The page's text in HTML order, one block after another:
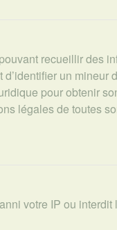
recueillir des
un mineur
pour obtenir
légales de toutes
votre IP ou